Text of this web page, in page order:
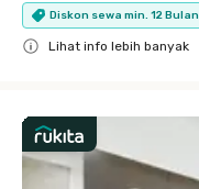
Diskon sewa min. 12 Bulan
Lihat info lebih banyak